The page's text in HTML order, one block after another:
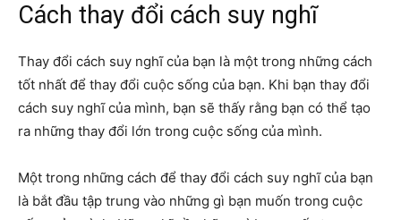
Cách thay đổi cách suy nghĩ
Thay đổi cách suy nghĩ của bạn là một trong những cách
tốt nhất để thay đổi cuộc sống của bạn. Khi bạn thay đổi
cách suy nghĩ của mình, bạn sẽ thấy rằng bạn có thể tạo
ra những thay đổi lớn trong cuộc sống của mình.
Một trong những cách để thay đổi cách suy nghĩ của bạn
là bắt đầu tập trung vào những gì bạn muốn trong cuộc